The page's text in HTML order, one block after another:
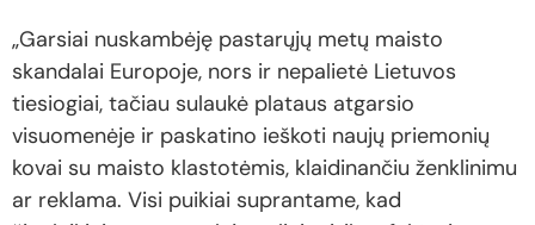
„Garsiai nuskambėję pastarųjų metų maisto
skandalai Europoje, nors ir nepalietė Lietuvos
tiesiogiai, tačiau sulaukė plataus atgarsio
visuomenėje ir paskatino ieškoti naujų priemonių
kovai su maisto klastotėmis, klaidinančiu ženklinimu
ar reklama. Visi puikiai suprantame, kad